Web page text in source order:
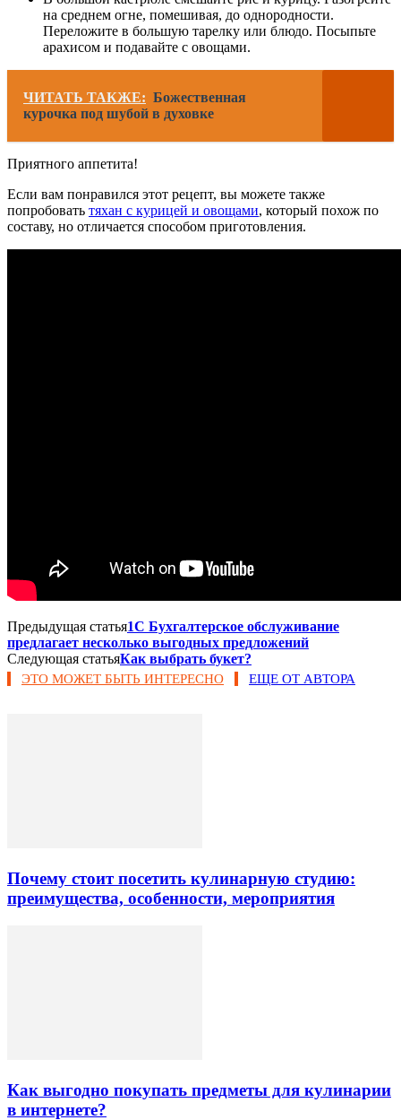
на среднем огне, помешивая, до однородности.
Переложите в большую тарелку или блюдо. Посыпьте
арахисом и подавайте с овощами.
ЧИТАТЬ ТАКЖЕ: Божественная
курочка под шубой в духовке
Приятного аппетита!
Если вам понравился этот рецепт, вы можете также
попробовать тяхан с курицей и овощами, который похож по
составу, но отличается способом приготовления.
Предыдущая статья1С Бухгалтерское обслуживание
предлагает несколько выгодных предложений
Следующая статьяКак выбрать букет?
ЭТО МОЖЕТ БЫТЬ ИНТЕРЕСНО ЕЩЕ ОТ АВТОРА
Почему стоит посетить кулинарную студию:
преимущества, особенности, мероприятия
Как выгодно покупать предметы для кулинарии
в интернете?